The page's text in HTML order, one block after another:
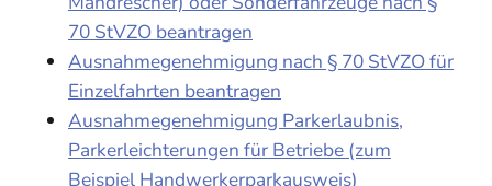
70 StVZO beantragen
Ausnahmegenehmigung nach § 70 StVZO für
Einzelfahrten beantragen
Ausnahmegenehmigung Parkerlaubnis,
Parkerleichterungen für Betriebe (zum
Beispiel Handwerkerparkausweis)